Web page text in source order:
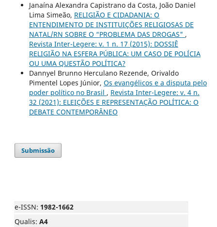
Janaína Alexandra Capistrano da Costa, João Daniel
Lima Simeão, RELIGIÃO E CIDADANIA: O
ENTENDIMENTO DE INSTITUIÇÕES RELIGIOSAS DE
NATAL/RN SOBRE O “PROBLEMA DAS DROGAS" ,
Revista Inter-Legere: v. 1 n. 17 (2015): DOSSIÊ
RELIGIÃO NA ESFERA PÚBLICA: UM CASO DE POLÍCIA
OU UMA QUESTÃO POLÍTICA?
Dannyel Brunno Herculano Rezende, Orivaldo
Pimentel Lopes Júnior, Os evangélicos e a disputa pelo
poder político no Brasil , Revista Inter-Legere: v. 4 n.
32 (2021): ELEIÇÕES E REPRESENTAÇÃO POLÍTICA: O
DEBATE CONTEMPORÂNEO
Submissão
e-ISSN: 1982-1662
Qualis: A4